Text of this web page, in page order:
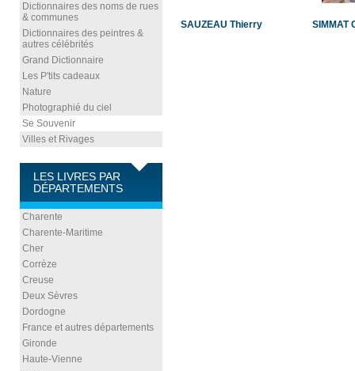
Dictionnaires des noms de rues
& communes
Dictionnaires des peintres &
autres célébrités
Grand Dictionnaire
Les P'tits cadeaux
Nature
Photographié du ciel
Se Souvenir
Villes et Rivages
LES LIVRES PAR
DÉPARTEMENTS
Charente
Charente-Maritime
Cher
Corrèze
Creuse
Deux Sèvres
Dordogne
France et autres départements
Gironde
Haute-Vienne
SAUZEAU Thierry SIMMAT